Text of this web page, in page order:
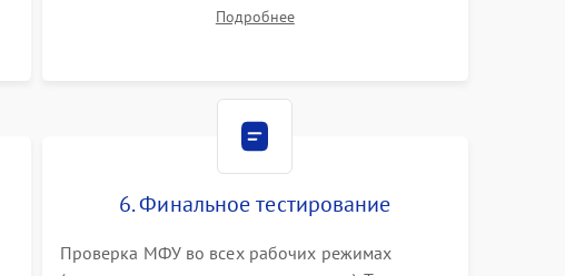
форматирования, целостности плоских шлейфов
Подробнее
6. Финальное тестирование
Проверка МФУ во всех рабочих режимах